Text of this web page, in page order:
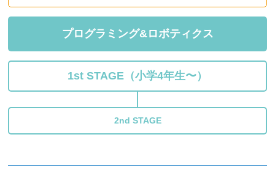
プログラミング&ロボティクス
1st STAGE（小学4年生〜）
2nd STAGE